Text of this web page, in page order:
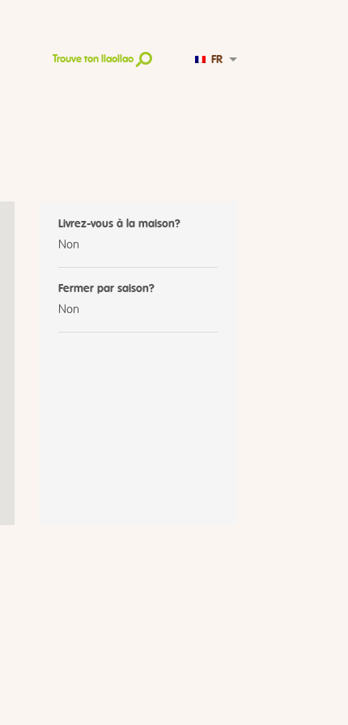
Trouve ton llaollao FR
Livrez-vous à la maison?
Non
Fermer par saison?
Non